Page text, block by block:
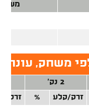
משחק, עונה
2 נק'
זרק/קלע % זרק/